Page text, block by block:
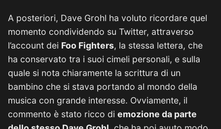
A posteriori, Dave Grohl ha voluto ricordare quel
momento condividendo su Twitter, attraverso
l’account dei Foo Fighters, la stessa lettera, che
ha conservato tra i suoi cimeli personali, e sulla
quale si nota chiaramente la scrittura di un
bambino che si stava portando al mondo della
musica con grande interesse. Ovviamente, il
commento è stato ricco di emozione da parte